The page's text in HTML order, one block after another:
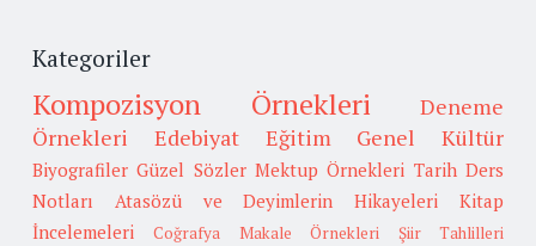
Kategoriler
Kompozisyon Örnekleri
Deneme
Örnekleri
Edebiyat Eğitim Genel Kültür
Biyografiler Güzel Sözler Mektup Örnekleri Tarih Ders
Notları
Atasözü ve Deyimlerin Hikayeleri
Kitap
İncelemeleri
Coğrafya Makale Örnekleri Şiir Tahlilleri